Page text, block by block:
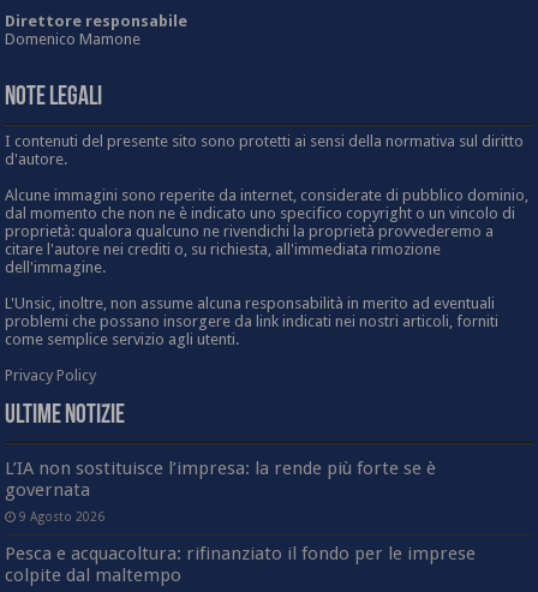
Direttore responsabile
Domenico Mamone
Note Legali
I contenuti del presente sito sono protetti ai sensi della normativa sul diritto
d'autore.
Alcune immagini sono reperite da internet, considerate di pubblico dominio,
dal momento che non ne è indicato uno specifico copyright o un vincolo di
proprietà: qualora qualcuno ne rivendichi la proprietà provvederemo a
citare l'autore nei crediti o, su richiesta, all'immediata rimozione
dell'immagine.
L'Unsic, inoltre, non assume alcuna responsabilità in merito ad eventuali
problemi che possano insorgere da link indicati nei nostri articoli, forniti
come semplice servizio agli utenti.
Privacy Policy
Ultime Notizie
L’IA non sostituisce l’impresa: la rende più forte se è
governata
9 Agosto 2026
Pesca e acquacoltura: rifinanziato il fondo per le imprese
colpite dal maltempo